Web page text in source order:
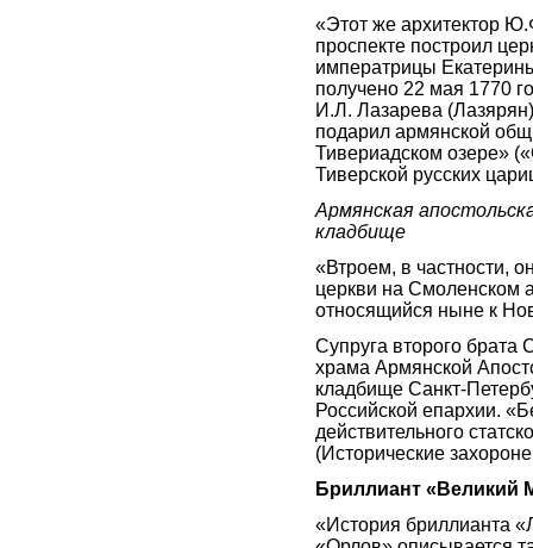
«Этот же архитектор
проспекте построил
императрицы
получено 22 мая 1770
И.Л. Лазарева
подарил армянской
Тивериадском озере»
Тиверской русских
Армянская
кладбище
«Втроем, в частности,
церкви на Смоленском
относящийся ныне к
Супруга второго
храма Армянской
кладбище Санкт-
Российской епархии.
действительного
(Исторические
Бриллиант «Великий
«История бриллианта